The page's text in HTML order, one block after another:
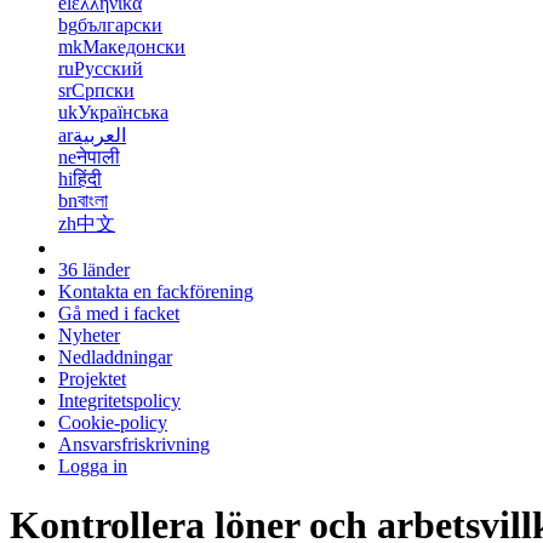
bgбългарски
mkМакедонски
ruРусский
srСрпски
ukУкраїнська
arالعربية
neनेपाली
hiहिंदी
bnবাংলা
zh中文
36 länder
Kontakta en fackförening
Gå med i facket
Nyheter
Nedladdningar
Projektet
Integritetspolicy
Cookie-policy
Ansvarsfriskrivning
Logga in
Kontrollera löner och